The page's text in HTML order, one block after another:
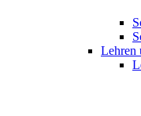
Lehren